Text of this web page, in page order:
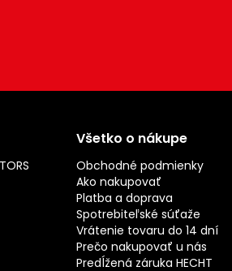
Všetko o nákupe
Obchodné podmienky
Ako nakupovať
Platba a doprava
Spotrebiteľské súťaže
Vrátenie tovaru do 14 dní
Prečo nakupovať u nás
Predĺžená záruka HECHT